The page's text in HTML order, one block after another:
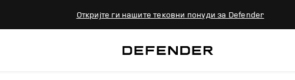
Откријте ги нашите тековни понуди за Defender